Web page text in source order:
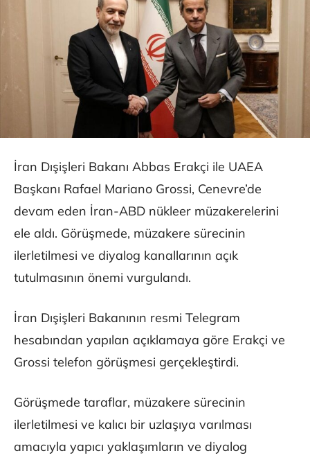
İran Dışişleri Bakanı Abbas Erakçi ile UAEA
Başkanı Rafael Mariano Grossi, Cenevre’de
devam eden İran-ABD nükleer müzakerelerini
ele aldı. Görüşmede, müzakere sürecinin
ilerletilmesi ve diyalog kanallarının açık
tutulmasının önemi vurgulandı.
İran Dışişleri Bakanının resmi Telegram
hesabından yapılan açıklamaya göre Erakçi ve
Grossi telefon görüşmesi gerçekleştirdi.
Görüşmede taraflar, müzakere sürecinin
ilerletilmesi ve kalıcı bir uzlaşıya varılması
amacıyla yapıcı yaklaşımların ve diyalog